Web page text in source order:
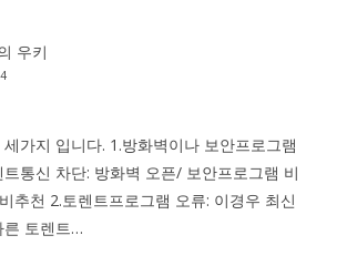
우키
가지 입니다. 1.방화벽이나 보안프로그램
통신 차단: 방화벽 오픈/ 보안프로그램 비
추천 2.토렌트프로그램 오류: 이경우 최신
른 토렌트…